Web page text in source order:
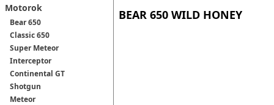
Motorok
Bear 650
Classic 650
Super Meteor
Interceptor
Continental GT
Shotgun
Meteor
BEAR 650 WILD HONEY